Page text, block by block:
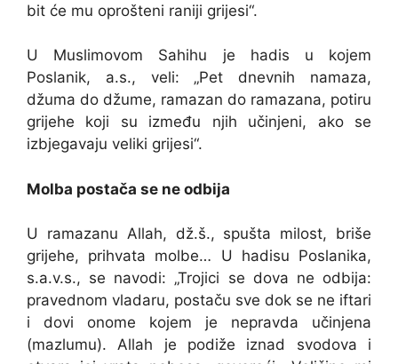
bit će mu oprošteni raniji grijesi“.
U Muslimovom Sahihu je hadis u kojem
Poslanik, a.s., veli: „Pet dnevnih namaza,
džuma do džume, ramazan do ramazana, potiru
grijehe koji su između njih učinjeni, ako se
izbjegavaju veliki grijesi“.
Molba postača se ne odbija
U ramazanu Allah, dž.š., spušta milost, briše
grijehe, prihvata molbe… U hadisu Poslanika,
s.a.v.s., se navodi: „Trojici se dova ne odbija:
pravednom vladaru, postaču sve dok se ne iftari
i dovi onome kojem je nepravda učinjena
(mazlumu). Allah je podiže iznad svodova i